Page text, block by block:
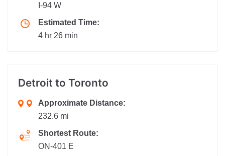
I-94 W
Estimated Time:
4 hr 26 min
Detroit to Toronto
Approximate Distance:
232.6 mi
Shortest Route:
ON-401 E